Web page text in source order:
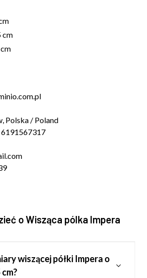
cm
Polska / Poland
6191567317
o Wisząca pólka Impera
wiszącej półki Impera o